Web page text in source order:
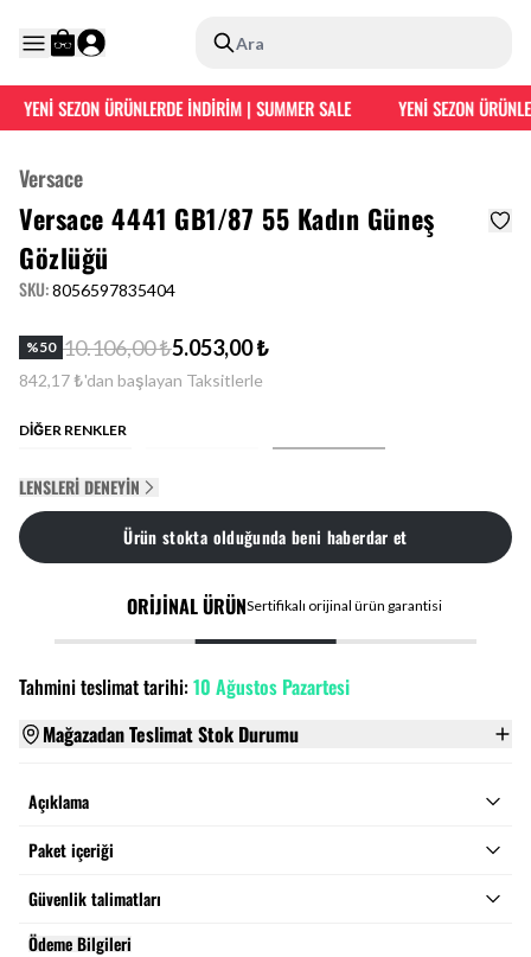
Ara
YENİ SEZON ÜRÜNLERDE İNDİRİM | SUMMER SALE YENİ SEZON
Versace
Versace 4441 GB1/87 55 Kadın Güneş
Gözlüğü
SKU:8056597835404
%50 10.106,00 ₺5.053,00 ₺
842,17 ₺'dan başlayan Taksitlerle
DİĞER RENKLER
LENSLERI DENEYIN
Ürün stokta olduğunda beni haberdar et
ORİJİNAL ÜRÜNSertifikalı orijinal ürün garantisi
Tahmini teslimat tarihi:10 Ağustos Pazartesi
Mağazadan Teslimat Stok Durumu
Açıklama
Paket içeriği
Güvenlik talimatları
Ödeme Bilgileri